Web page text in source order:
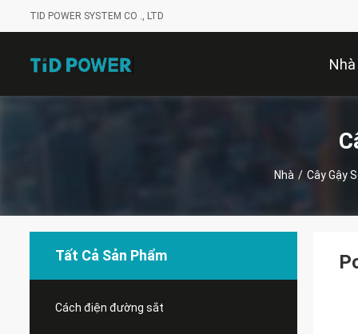
TID POWER SYSTEM CO ., LTD
Nhà
Nhà / Cây Gậy
Tất Cả Sản Phẩm
Cách điện đường sắt